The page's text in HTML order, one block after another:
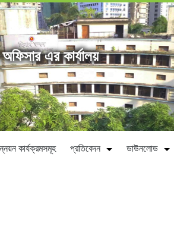
এর কার্যালয়
কার্যক্রমসমূহ প্রতিবেদন ডাউনলোড